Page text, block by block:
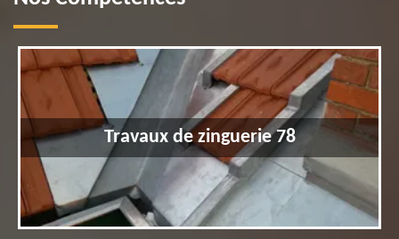
Travaux de zinguerie 78